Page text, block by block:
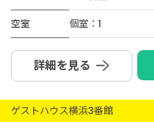
空室
個室：1
詳細を見る
ゲストハウス横浜3番館